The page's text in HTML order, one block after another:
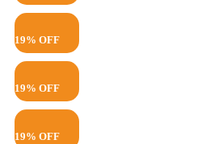
19% OFF
19% OFF
19% OFF